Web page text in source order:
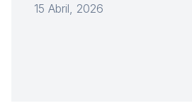
15 Abril, 2026